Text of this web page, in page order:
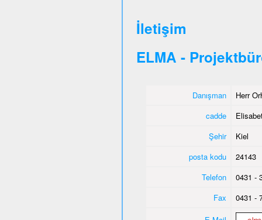
İletişim
ELMA -
Danışman
Herr
cadde
Şehir
Kiel
posta kodu
24143
Telefon
0431 -
Fax
0431 -